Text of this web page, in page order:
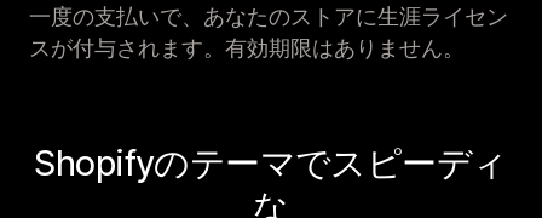
一度の支払いで、あなたのストアに生涯ライセン
スが付与されます。有効期限はありません。
Shopifyのテーマでスピーディ
な